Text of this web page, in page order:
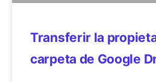
Transferir la
carpeta de Google